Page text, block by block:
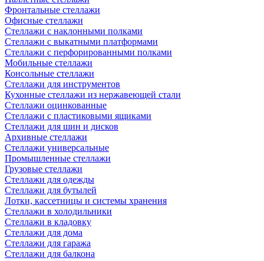
Фронтальные стеллажи
Офисные стеллажи
Стеллажи с наклонными полками
Стеллажи с выкатными платформами
Стеллажи с перфорированными полками
Мобильные стеллажи
Консольные стеллажи
Стеллажи для инструментов
Кухонные стеллажи из нержавеющей стали
Стеллажи оцинкованные
Стеллажи с пластиковыми ящиками
Стеллажи для шин и дисков
Архивные стеллажи
Стеллажи универсальные
Промышленные стеллажи
Грузовые стеллажи
Стеллажи для одежды
Стеллажи для бутылей
Лотки, кассетницы и системы хранения
Стеллажи в холодильники
Стеллажи в кладовку
Стеллажи для дома
Стеллажи для гаража
Стеллажи для балкона